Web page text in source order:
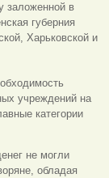
заложенной в
губерния
Харьковской и
учреждений на
категории
не могли
обладая